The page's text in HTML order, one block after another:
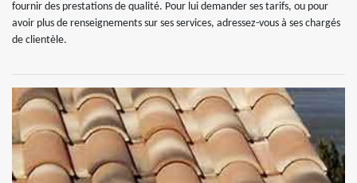
fournir des prestations de qualité. Pour lui demander ses tarifs, ou pour
avoir plus de renseignements sur ses services, adressez-vous à ses chargés
de clientèle.